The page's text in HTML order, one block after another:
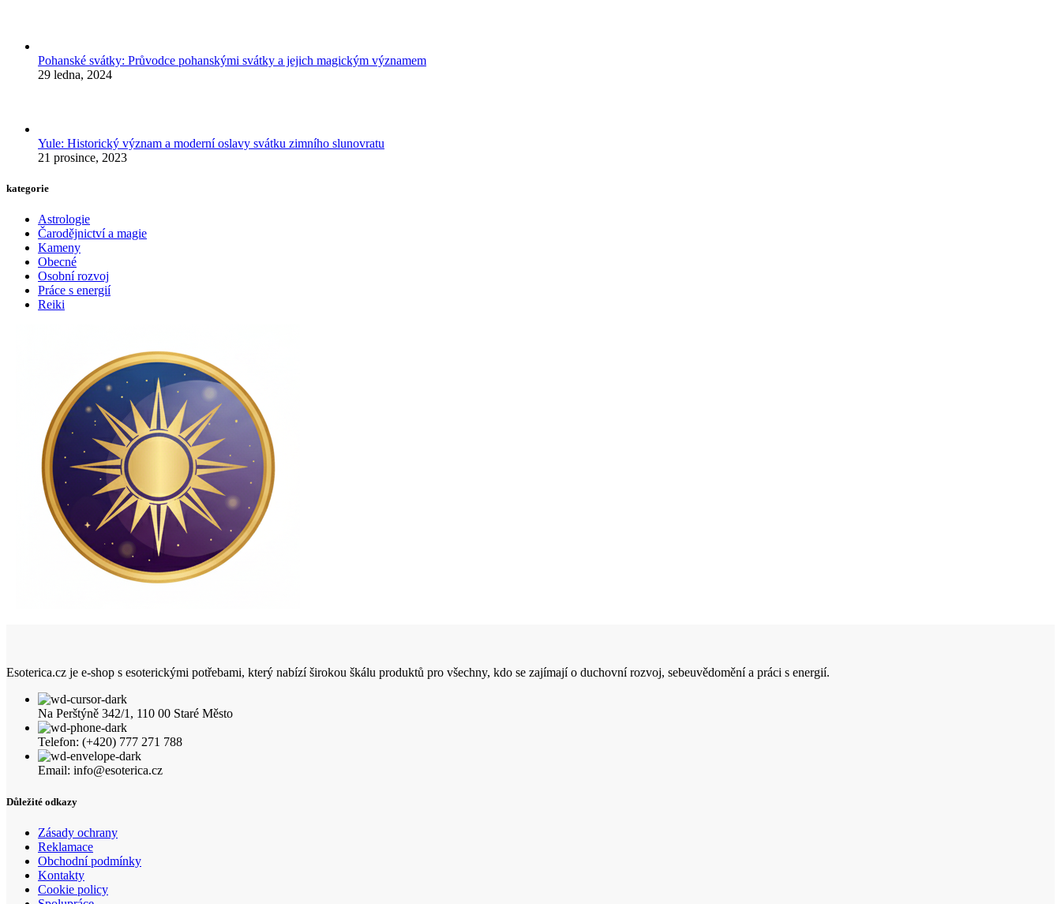
Pohanské svátky: Průvodce pohanskými svátky a jejich magickým významem
29 ledna, 2024
Yule: Historický význam a moderní oslavy svátku zimního slunovratu
21 prosince, 2023
kategorie
Astrologie
Čarodějnictví a magie
Kameny
Obecné
Osobní rozvoj
Práce s energií
Reiki
Esoterica.cz je e-shop s esoterickými potřebami, který nabízí širokou škálu produktů pro všechny, kdo se zajímají o duchovní rozvoj, sebeuvědomění a práci s energií.
Na Perštýně 342/1, 110 00 Staré Město
Telefon: (+420) 777 271 788
Email: info@esoterica.cz
Důležité odkazy
Zásady ochrany
Reklamace
Obchodní podmínky
Kontakty
Cookie policy